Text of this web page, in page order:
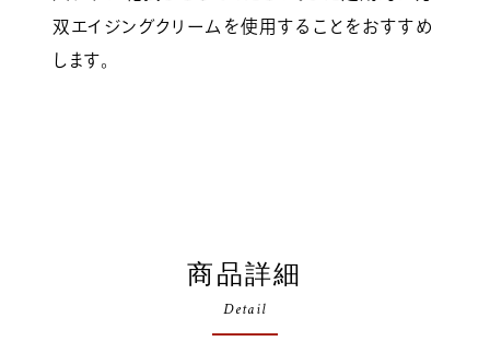
双エイジングクリームを使用することをおすすめ
します。
商品詳細
Detail